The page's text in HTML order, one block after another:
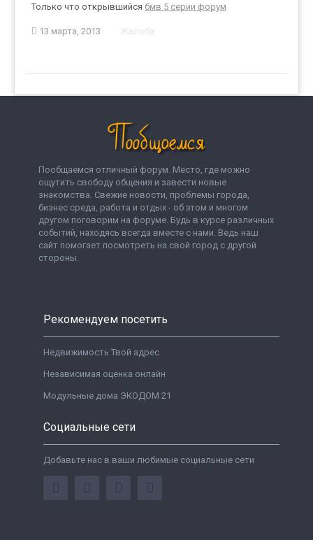
Только что открывшийся бмв 5 серии форум
13 марта, 2013 Жалоба
Пообщаемся отличный форум. Место, где можно
ощутить свободу общения и завести новые
знакомства. Свежие новости, проблемы города,
бизнес среда, работа и отдых - об этом и многом
другом поговорим на форуме. Будь в курсе различных
событий, находясь всегда вместе с нами. Ведь наш
сайт помогает посмотреть на свой город с другой
стороны.
Рекомендуем посетить
Недвижимость Твой адрес
Независимая оценка онлайн
Модульные дома ЭКОДОМ 21
Социальные сети
Добавьте нас в ваши любимые социальные сети